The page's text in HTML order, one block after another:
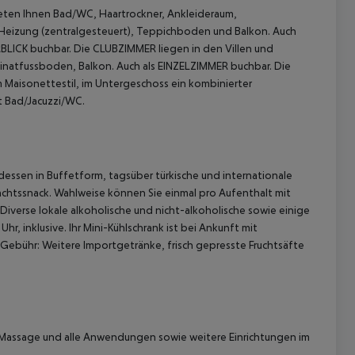
Ihnen Bad/WC, Haartrockner, Ankleideraum,
(zentralgesteuert), Teppichboden und Balkon. Auch
buchbar. Die CLUBZIMMER liegen in den Villen und
Balkon. Auch als EINZELZIMMER buchbar. Die
Maisonettestil, im Untergeschoss ein kombinierter
Jacuzzi/WC.
in Buffetform, tagsüber türkische und internationale
Wahlweise können Sie einmal pro Aufenthalt mit
lokale alkoholische und nicht-alkoholische sowie einige
inklusive. Ihr Mini-Kühlschrank ist bei Ankunft mit
Weitere Importgetränke, frisch gepresste Fruchtsäfte
und alle Anwendungen sowie weitere Einrichtungen im